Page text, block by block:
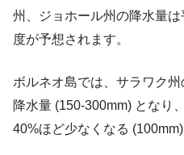
州、ジョホール州の降水量
度が予想されます。
ボルネオ島では、サラワク
降水量 (150-300mm) となり
40%ほど少なくなる